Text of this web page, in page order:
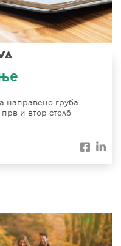
направено груба
и втор столб